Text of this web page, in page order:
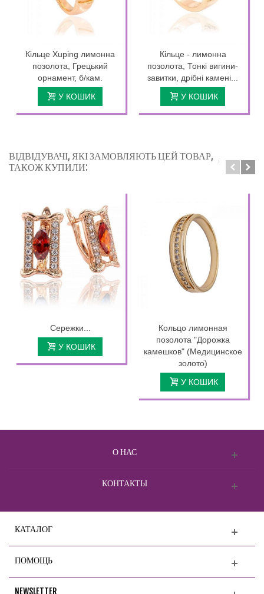
Кільце Xuping лимонна
позолота, Грецький
орнамент, б/кам.
У КОШИК
Кільце - лимонна
позолота, Тонкі вигини-
завитки, дрібні камені...
У КОШИК
ВІДВІДУВАЧІ, ЯКІ ЗАМОВЛЯЮТЬ ЦЕЙ ТОВАР,
ТАКОЖ КУПИЛИ:
Сережки...
У КОШИК
Кольцо лимонная
позолота "Дорожка
камешков" (Медицинское
золото)
У КОШИК
О НАС
КОНТАКТЫ
КАТАЛОГ
ПОМОЩЬ
NEWSLETTER